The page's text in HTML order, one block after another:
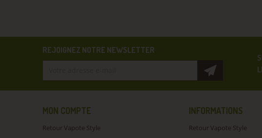
REJOIGNEZ NOTRE NEWSLETTER
MON COMPTE
Retour Vapote Style
INFORMATIONS
Retour Vapote Style